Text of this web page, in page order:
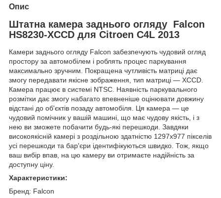
Опис
Штатна камера заднього огляду Falcon
HS8230-XCCD для Citroen C4L 2013
Камери заднього огляду Falcon забезпечують чудовий огляд
простору за автомобілем і роблять процес паркування
максимально зручним. Покращена чутливість матриці дає
змогу передавати якісне зображення, тип матриці — XCCD.
Камера працює в системі NTSC. Наявність паркувального
розмітки дає змогу набагато впевненіше оцінювати довжину
відстані до об'єктів позаду автомобіля. Ця камера — це
чудовий помічник у вашій машині, що має чудову якість, і з
нею ви зможете побачити будь-які перешкоди. Завдяки
високоякісній камері з роздільною здатністю 1297x977 пікселів
усі перешкоди та бар'єри ідентифікуються швидко. Тож, якщо
ваш вибір впав, на цю камеру ви отримаєте надійність за
доступну ціну.
Характеристики:
Бренд: Falcon